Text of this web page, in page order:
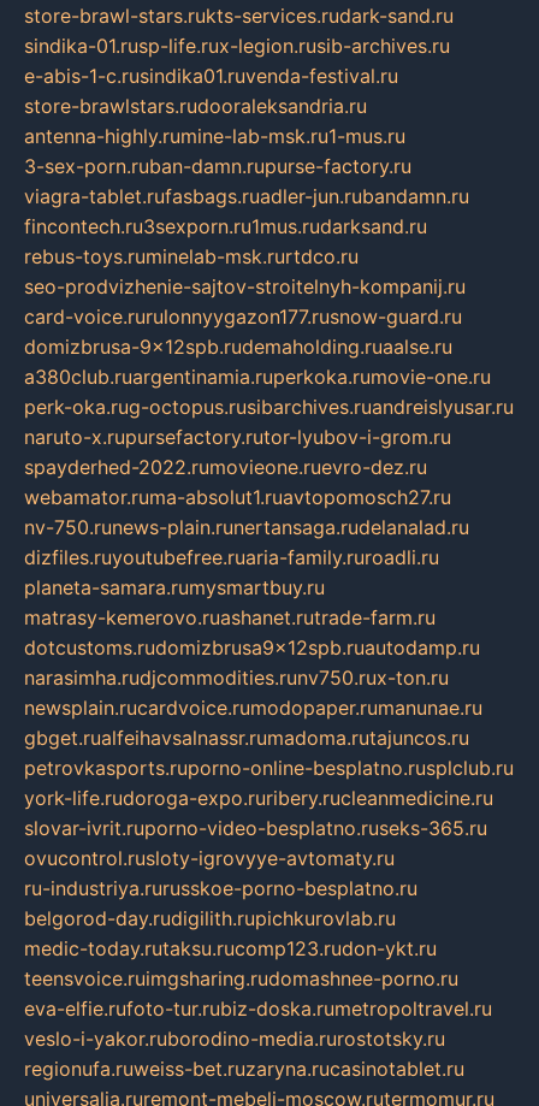
store-brawl-stars.rukts-services.rudark-sand.ru
sindika-01.rusp-life.rux-legion.rusib-archives.ru
e-abis-1-c.rusindika01.ruvenda-festival.ru
store-brawlstars.rudooraleksandria.ru
antenna-highly.rumine-lab-msk.ru1-mus.ru
3-sex-porn.ruban-damn.rupurse-factory.ru
viagra-tablet.rufasbags.ruadler-jun.rubandamn.ru
fincontech.ru3sexporn.ru1mus.rudarksand.ru
rebus-toys.ruminelab-msk.rurtdco.ru
seo-prodvizhenie-sajtov-stroitelnyh-kompanij.ru
card-voice.rurulonnyygazon177.rusnow-guard.ru
domizbrusa-9x12spb.rudemaholding.ruaalse.ru
a380club.ruargentinamia.ruperkoka.rumovie-one.ru
perk-oka.rug-octopus.rusibarchives.ruandreislyusar.ru
naruto-x.rupursefactory.rutor-lyubov-i-grom.ru
spayderhed-2022.rumovieone.ruevro-dez.ru
webamator.ruma-absolut1.ruavtopomosch27.ru
nv-750.runews-plain.runertansaga.rudelanalad.ru
dizfiles.ruyoutubefree.ruaria-family.ruroadli.ru
planeta-samara.rumysmartbuy.ru
matrasy-kemerovo.ruashanet.rutrade-farm.ru
dotcustoms.rudomizbrusa9x12spb.ruautodamp.ru
narasimha.rudjcommodities.runv750.rux-ton.ru
newsplain.rucardvoice.rumodopaper.rumanunae.ru
gbget.rualfeihavsalnassr.rumadoma.rutajuncos.ru
petrovkasports.ruporno-online-besplatno.rusplclub.ru
york-life.rudoroga-expo.ruribery.rucleanmedicine.ru
slovar-ivrit.ruporno-video-besplatno.ruseks-365.ru
ovucontrol.rusloty-igrovyye-avtomaty.ru
ru-industriya.rurusskoe-porno-besplatno.ru
belgorod-day.rudigilith.rupichkurovlab.ru
medic-today.rutaksu.rucomp123.rudon-ykt.ru
teensvoice.ruimgsharing.rudomashnee-porno.ru
eva-elfie.rufoto-tur.rubiz-doska.rumetropoltravel.ru
veslo-i-yakor.ruborodino-media.rurostotsky.ru
regionufa.ruweiss-bet.ruzaryna.rucasinotablet.ru
universalia.ruremont-mebeli-moscow.rutermomur.ru